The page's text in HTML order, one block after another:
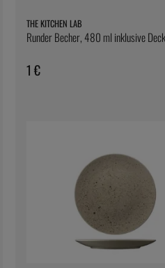
THE KITCHEN LAB
Runder Becher, 480 ml inklusive
1 €